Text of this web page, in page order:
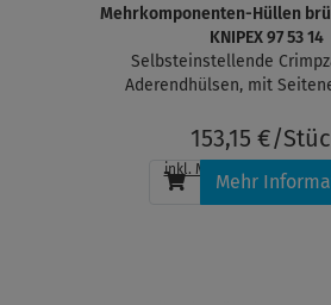
Mehrkomponenten-Hüllen
KNIPEX 97 53 14
Selbsteinstellende
Aderendhülsen, mit
153,15 €/
inkl. MwSt. , zzgl.
Mehr